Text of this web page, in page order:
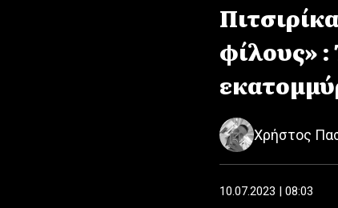
φίλους» :
Χρήστος
10.07.2023 | 08:03